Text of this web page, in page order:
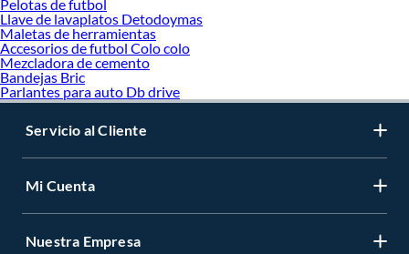
Pelotas de futbol
Llave de lavaplatos Detodoymas
Maletas de herramientas
Accesorios de futbol Colo colo
Mezcladora de cemento
Bandejas Bric
Parlantes para auto Db drive
Servicio al Cliente
Mi Cuenta
Nuestra Empresa